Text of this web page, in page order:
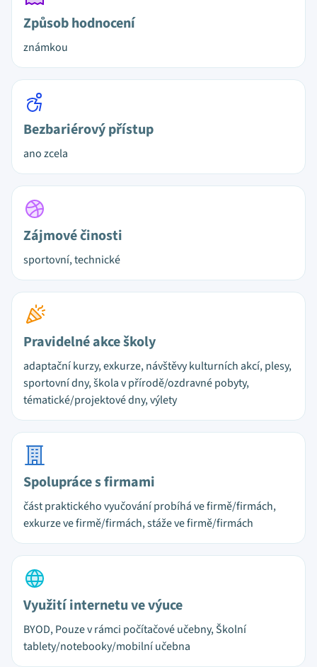
Způsob hodnocení
známkou
Bezbariérový přístup
ano zcela
Zájmové činosti
sportovní, technické
Pravidelné akce školy
adaptační kurzy, exkurze, návštěvy kulturních akcí, plesy,
sportovní dny, škola v přírodě/ozdravné pobyty,
tématické/projektové dny, výlety
Spolupráce s firmami
část praktického vyučování probíhá ve firmě/firmách,
exkurze ve firmě/firmách, stáže ve firmě/firmách
Využití internetu ve výuce
BYOD, Pouze v rámci počítačové učebny, Školní
tablety/notebooky/mobilní učebna